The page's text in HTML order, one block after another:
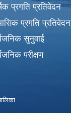
प्रगति प्रतिवेदन
प्रगति प्रतिवेदन
सुनुवाई
परीक्षण